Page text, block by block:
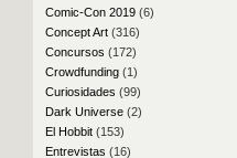
Comic-Con 2019(6)
Concept Art(316)
Concursos (172)
Crowdfunding(1)
Curiosidades (99)
Dark Universe(2)
El Hobbit(153)
Entrevistas (16)